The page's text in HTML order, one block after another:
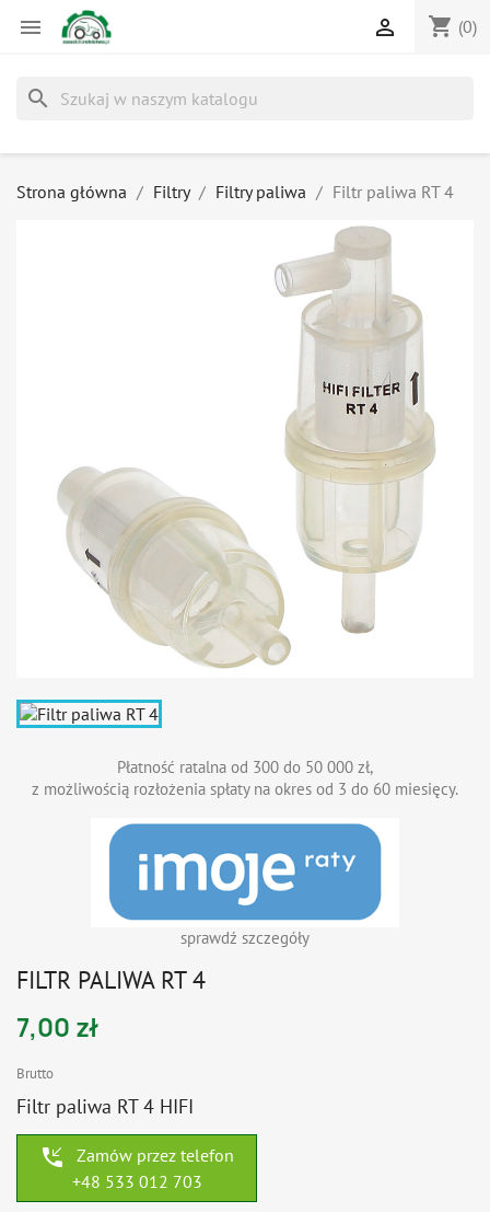
 shopping_cart (0)

search
Strona główna Filtry Filtry paliwa Filtr paliwa RT 4
Płatność ratalna od 300 do 50 000 zł,
z możliwością rozłożenia spłaty na okres od 3 do 60 miesięcy.
sprawdź szczegóły
FILTR PALIWA RT 4
7,00 zł
Brutto
Filtr paliwa RT 4 HIFI
phone_callback
Zamów przez telefon
+48 533 012 703